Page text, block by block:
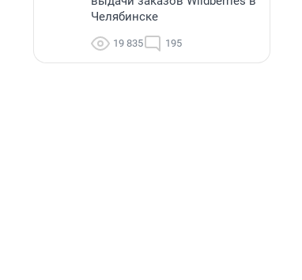
Челябинске
19 835 195